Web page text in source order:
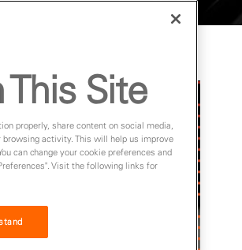
Site
properly, share content on social media,
activity. This will help us improve
can change your cookie preferences and
Visit the following links for